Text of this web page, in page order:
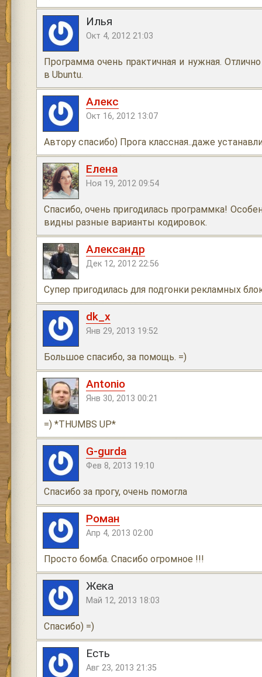
Илья
Окт 4, 2012 21:03
Программа очень практичная и нужная.
в Ubuntu.
Алекс
Окт 16, 2012 13:07
Автору спасибо) Прога классная..даже
Елена
Ноя 19, 2012 09:54
Спасибо, очень пригодилась программка!
видны разные варианты кодировок.
Александр
Дек 12, 2012 22:56
Супер пригодилась для подгонки рекламных
dk_x
Янв 29, 2013 19:52
Большое спасибо, за помощь. =)
Antonio
Янв 30, 2013 00:21
=) *THUMBS UP*
G-gurda
Фев 8, 2013 19:10
Спасибо за прогу, очень помогла
Роман
Апр 4, 2013 02:00
Просто бомба. Спасибо огромное !!!
Жека
Май 12, 2013 18:03
Спасибо) =)
Есть
Авг 23, 2013 21:35